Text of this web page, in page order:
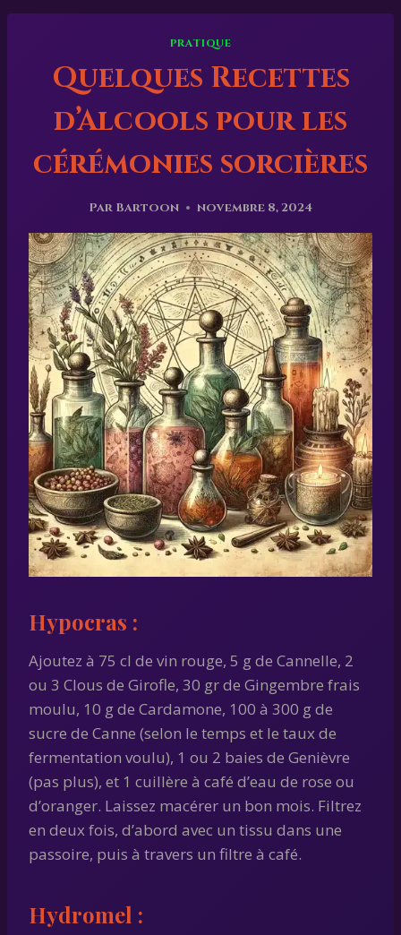
PRATIQUE
Quelques Recettes
d’Alcools pour les
cérémonies sorcières
Par Bartoon novembre 8, 2024
Hypocras :
Ajoutez à 75 cl de vin rouge, 5 g de Cannelle, 2
ou 3 Clous de Girofle, 30 gr de Gingembre frais
moulu, 10 g de Cardamone, 100 à 300 g de
sucre de Canne (selon le temps et le taux de
fermentation voulu), 1 ou 2 baies de Genièvre
(pas plus), et 1 cuillère à café d’eau de rose ou
d’oranger. Laissez macérer un bon mois. Filtrez
en deux fois, d’abord avec un tissu dans une
passoire, puis à travers un filtre à café.
Hydromel :